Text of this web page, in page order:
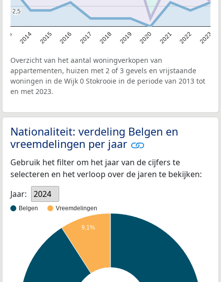
2014 2015 2016 2017 2018 2019 2020 2021 2022 2023
2,5
2,5
Overzicht van het aantal woningverkopen van
appartementen, huizen met 2 of 3 gevels en vrijstaande
woningen in de Wijk 0 Stokrooie in de periode van 2013 tot
en met 2023.
Nationaliteit: verdeling Belgen en
vreemdelingen per jaar
Gebruik het filter om het jaar van de cijfers te
selecteren en het verloop over de jaren te bekijken:
Jaar:
2024
Belgen Vreemdelingen
9,1%